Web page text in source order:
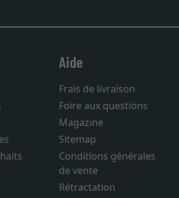
Aide
Frais de livraison
Foire aux questions
Magazine
Sitemap
Conditions générales
de vente